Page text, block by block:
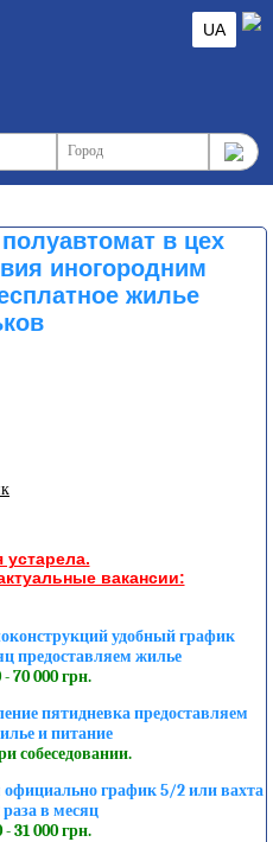
UA
в цех
иногородним
жилье
устарела.
вакансии:
удобный график
предоставляем жилье
70 000 грн.
пятидневка предоставляем
и питание
собеседовании.
график 5/2 или вахта
в месяц
31 000 грн.